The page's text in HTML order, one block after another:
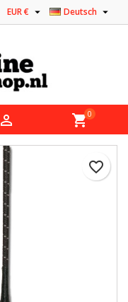
Deutsch 
EUR € 
 shopping_cart0
favorite_border